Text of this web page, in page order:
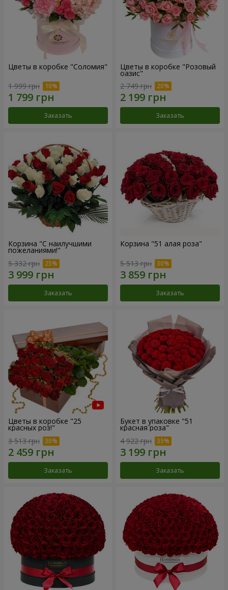
Цветы в коробке "Соломия"
1 999 грн
Заказать
Цветы в коробке "Розовый
оазис"
2 749 грн
Заказать
Корзина "С наилучшими
пожеланиями!"
5 332 грн
Заказать
Корзина "51 алая роза"
5 513 грн
Заказать
Цветы в коробке "25
красных роз!"
3 513 грн
Заказать
Букет в упаковке "51
красная роза"
4 922 грн
Заказать